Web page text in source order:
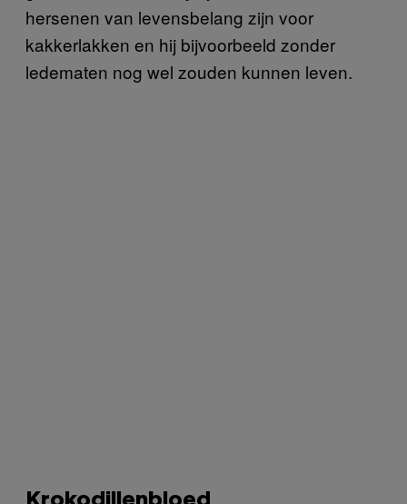
hersenen van levensbelang zijn voor
kakkerlakken en hij bijvoorbeeld zonder
ledematen nog wel zouden kunnen leven.